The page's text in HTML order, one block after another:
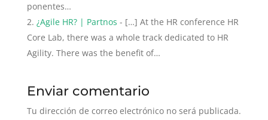
ponentes…
¿Agile HR? | Partnos - […] At the HR conference HR
Core Lab, there was a whole track dedicated to HR
Agility. There was the benefit of…
Enviar comentario
Tu dirección de correo electrónico no será publicada.